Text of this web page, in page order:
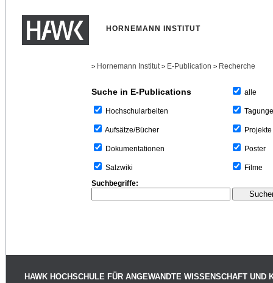
HORNEMANN INSTITUT
> Hornemann Institut > E-Publication > Recherche
Suche in E-Publications
Hochschularbeiten
Aufsätze/Bücher
Dokumentationen
Salzwiki
alle
Projekte
Poster
Filme
Suchbegriffe:
HAWK HOCHSCHULE FÜR ANGEWANDTE WISSENSCHAFT UND